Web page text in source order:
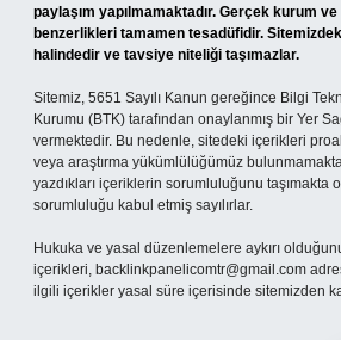
paylaşım yapılmamaktadır. Gerçek kurum
benzerlikleri tamamen tesadüfidir.
halindedir ve tavsiye niteliği taşımazlar.
Sitemiz, 5651 Sayılı Kanun gereğince Bilgi
Kurumu (BTK) tarafından onaylanmış bir Yer
vermektedir. Bu nedenle, sitedeki içerikleri
veya araştırma yükümlülüğümüz
yazdıkları içeriklerin sorumluluğunu taşımakta
sorumluluğu kabul etmiş sayılırlar.
Hukuka ve yasal düzenlemelere aykırı
içerikleri, backlinkpanelicomtr@gmail.com
ilgili içerikler yasal süre içerisinde sitemizden